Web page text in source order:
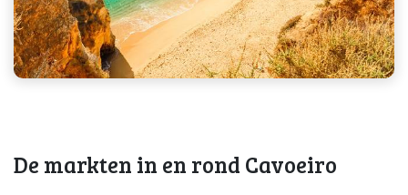
De markten in en rond Cavoeiro